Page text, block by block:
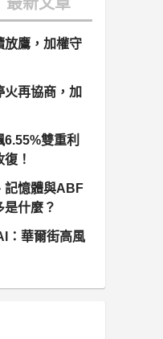
放鷹，加權守
火再協商，加
雙重利
！
記憶體與ABF
是什麼？
：華爾街高風